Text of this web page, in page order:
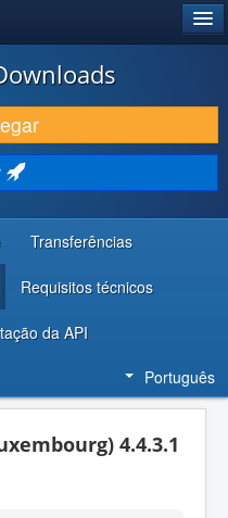
Transferências
Requisitos técnicos
da API
Português
4.4.3.1